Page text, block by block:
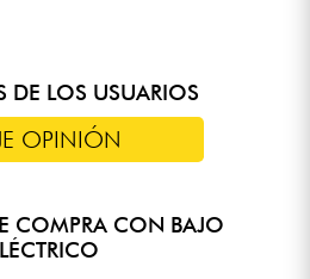
DE LOS USUARIOS
OPINIÓN
COMPRA CON BAJO